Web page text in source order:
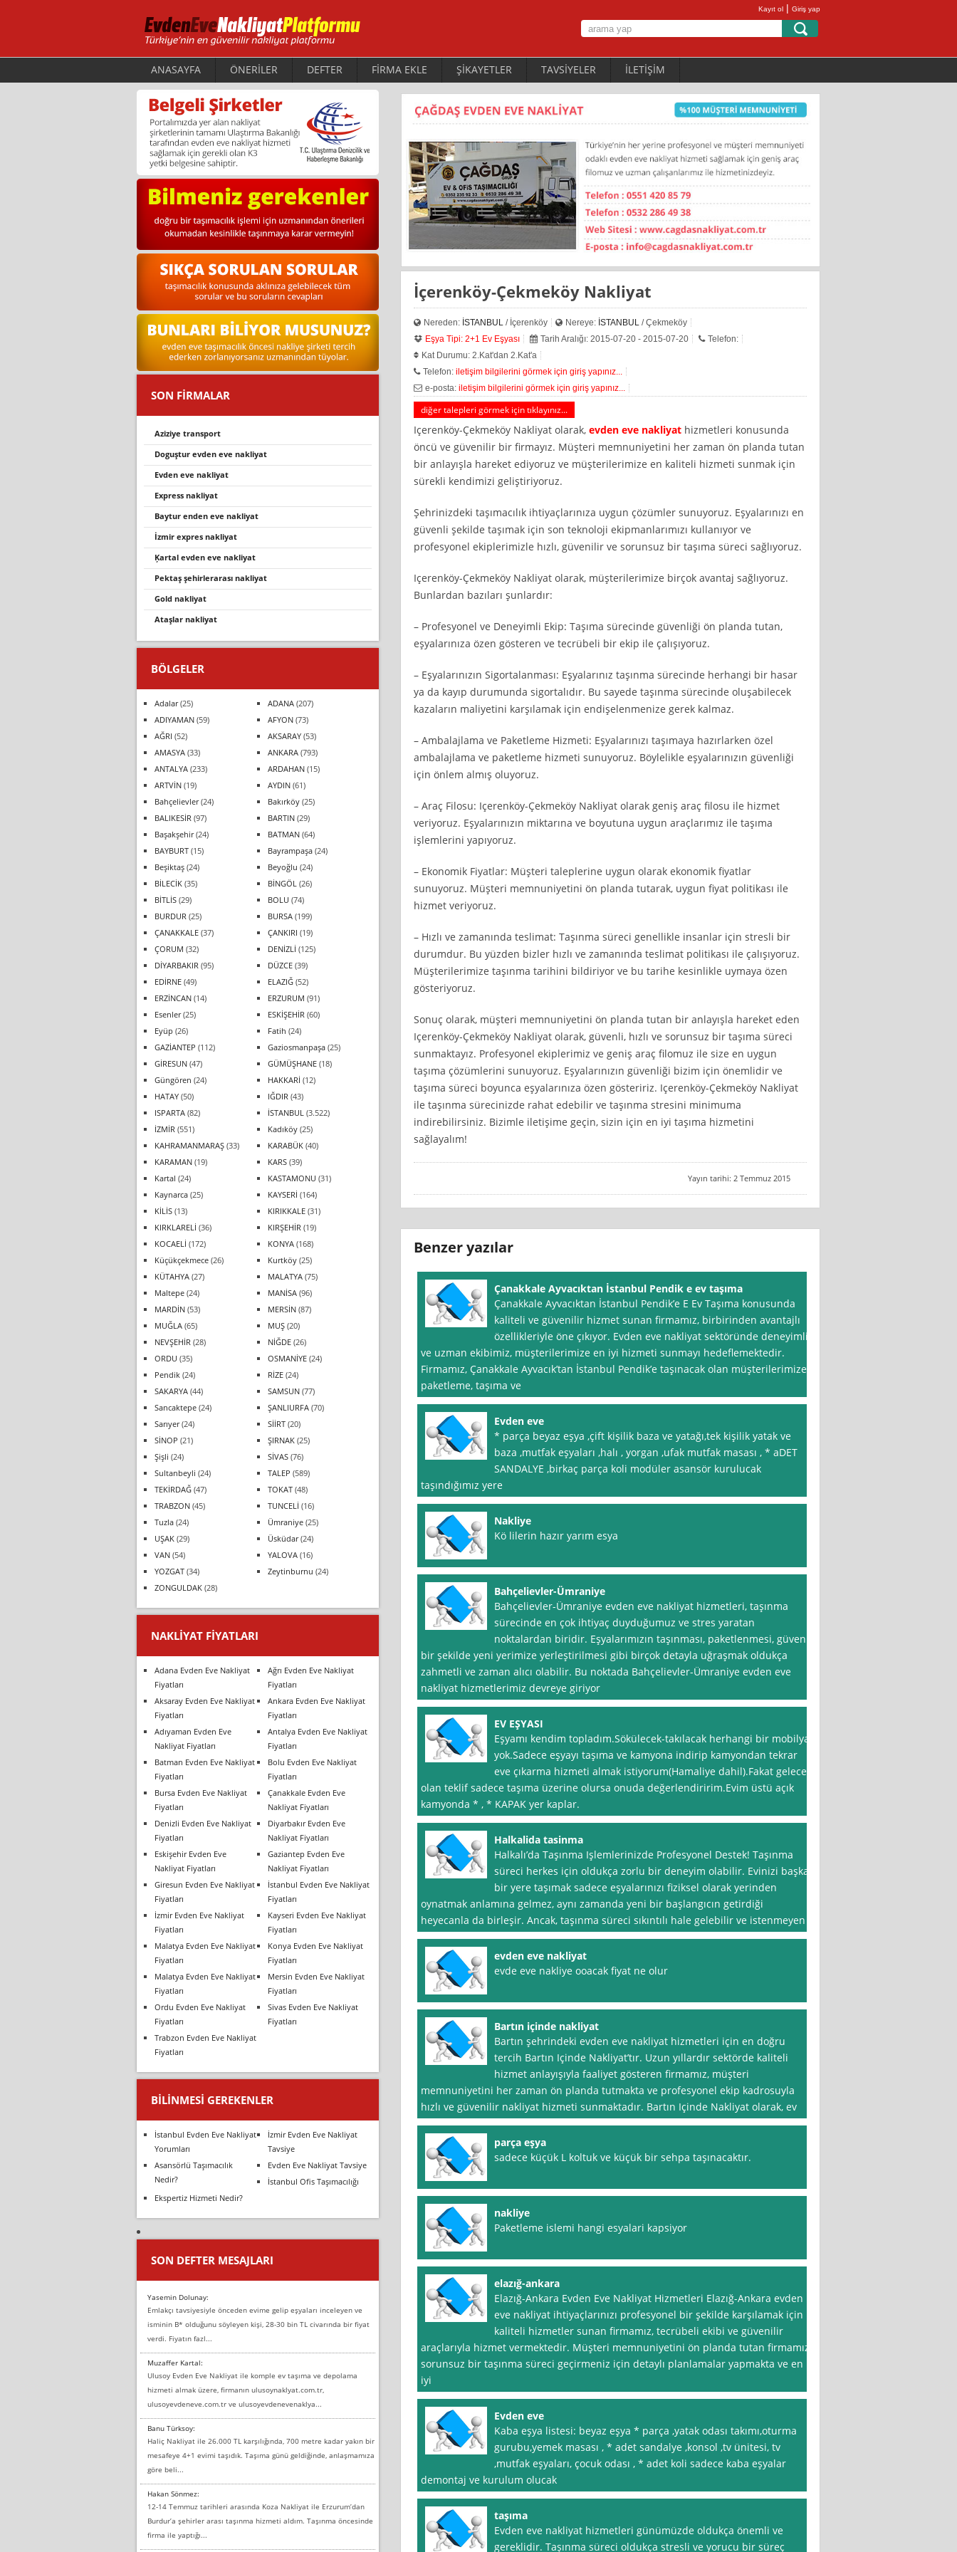
Kayıt ol | Giriş yap
ANASAYFA ÖNERİLER DEFTER FİRMA EKLE ŞİKAYETLER TAVSİYELER İLETİŞİM
Içerenköy-Çekmeköy Nakliyat
Nereden: İSTANBUL/ İçerenköy Nereye: İSTANBUL/ Çekmeköy
Eşya Tipi: 2+1 Ev Eşyası
Tarih Aralığı: 2015-07-20 - 2015-07-20
Telefon:
Kat Durumu: 2.Kat'dan 2.Kat'a
Telefon: iletişim bilgilerini görmek için giriş yapınız...
e-posta: iletişim bilgilerini görmek için giriş yapınız...
diğer talepleri görmek için tıklayınız...
Içerenköy-Çekmeköy Nakliyat olarak, evden eve nakliyathizmetleri konusunda
öncü ve güvenilir bir firmayız. Müşteri memnuniyetini her zaman ön planda tutan
bir anlayışla hareket ediyoruz ve müşterilerimize en kaliteli hizmeti sunmak için
sürekli kendimizi geliştiriyoruz.
Şehrinizdeki taşımacılık ihtiyaçlarınıza uygun çözümler sunuyoruz. Eşyalarınızı en
güvenli şekilde taşımak için son teknoloji ekipmanlarımızı kullanıyor ve
profesyonel ekiplerimizle hızlı, güvenilir ve sorunsuz bir taşıma süreci sağlıyoruz.
Içerenköy-Çekmeköy Nakliyat olarak, müşterilerimize birçok avantaj sağlıyoruz.
Bunlardan bazıları şunlardır:
– Profesyonel ve Deneyimli Ekip: Taşıma sürecinde güvenliği ön planda tutan,
eşyalarınıza özen gösteren ve tecrübeli bir ekip ile çalışıyoruz.
– Eşyalarınızın Sigortalanması: Eşyalarınız taşınma sürecinde herhangi bir hasar
ya da kayıp durumunda sigortalıdır. Bu sayede taşınma sürecinde oluşabilecek
kazaların maliyetini karşılamak için endişelenmenize gerek kalmaz.
– Ambalajlama ve Paketleme Hizmeti: Eşyalarınızı taşımaya hazırlarken özel
ambalajlama ve paketleme hizmeti sunuyoruz. Böylelikle eşyalarınızın güvenliği
için önlem almış oluyoruz.
– Araç Filosu: Içerenköy-Çekmeköy Nakliyat olarak geniş araç filosu ile hizmet
veriyoruz. Eşyalarınızın miktarına ve boyutuna uygun araçlarımız ile taşıma
işlemlerini yapıyoruz.
– Ekonomik Fiyatlar: Müşteri taleplerine uygun olarak ekonomik fiyatlar
sunuyoruz. Müşteri memnuniyetini ön planda tutarak, uygun fiyat politikası ile
hizmet veriyoruz.
– Hızlı ve zamanında teslimat: Taşınma süreci genellikle insanlar için stresli bir
durumdur. Bu yüzden bizler hızlı ve zamanında teslimat politikası ile çalışıyoruz.
Müşterilerimize taşınma tarihini bildiriyor ve bu tarihe kesinlikle uymaya özen
gösteriyoruz.
Sonuç olarak, müşteri memnuniyetini ön planda tutan bir anlayışla hareket eden
Içerenköy-Çekmeköy Nakliyat olarak, güvenli, hızlı ve sorunsuz bir taşıma süreci
sunmaktayız. Profesyonel ekiplerimiz ve geniş araç filomuz ile size en uygun
taşıma çözümlerini sunuyoruz. Eşyalarınızın güvenliği bizim için önemlidir ve
taşıma süreci boyunca eşyalarınıza özen gösteririz. Içerenköy-Çekmeköy Nakliyat
ile taşınma sürecinizde rahat edebilir ve taşınma stresini minimuma
indirebilirsiniz. Bizimle iletişime geçin, sizin için en iyi taşıma hizmetini
sağlayalım!
Yayın tarihi: 2 Temmuz 2015
Benzer yazılar
Çanakkale Ayvacıktan İstanbul Pendik e ev taşıma
Çanakkale Ayvacıktan İstanbul Pendik’e E Ev Taşıma konusunda
kaliteli ve güvenilir hizmet sunan firmamız, birbirinden avantajlı
özellikleriyle öne çıkıyor. Evden eve nakliyat sektöründe deneyimli
ve uzman ekibimiz, müşterilerimize en iyi hizmeti sunmayı hedeflemektedir.
Firmamız, Çanakkale Ayvacık’tan İstanbul Pendik’e taşınacak olan müşterilerimize,
paketleme, taşıma ve
Evden eve
* parça beyaz eşya ,çift kişilik baza ve yatağı,tek kişilik yatak ve
baza ,mutfak eşyaları ,halı , yorgan ,ufak mutfak masası , * aDET
SANDALYE ,birkaç parça koli modüler asansör kurulucak
taşındığımız yere
Nakliye
Kö lilerin hazır yarım esya
Bahçelievler-Ümraniye
Bahçelievler-Ümraniye evden eve nakliyat hizmetleri, taşınma
sürecinde en çok ihtiyaç duyduğumuz ve stres yaratan
noktalardan biridir. Eşyalarımızın taşınması, paketlenmesi, güvenli
bir şekilde yeni yerimize yerleştirilmesi gibi birçok detayla uğraşmak oldukça
zahmetli ve zaman alıcı olabilir. Bu noktada Bahçelievler-Ümraniye evden eve
nakliyat hizmetlerimiz devreye giriyor
EV EŞYASI
Eşyamı kendim topladım.Sökülecek-takılacak herhangi bir mobilya
yok.Sadece eşyayı taşıma ve kamyona indirip kamyondan tekrar
eve çıkarma hizmeti almak istiyorum(Hamaliye dahil).Fakat gelecek
olan teklif sadece taşıma üzerine olursa onuda değerlendiririm.Evim üstü açık
kamyonda * , * KAPAK yer kaplar.
Halkalida tasinma
Halkalı’da Taşınma Işlemlerinizde Profesyonel Destek! Taşınma
süreci herkes için oldukça zorlu bir deneyim olabilir. Evinizi başka
bir yere taşımak sadece eşyalarınızı fiziksel olarak yerinden
oynatmak anlamına gelmez, aynı zamanda yeni bir başlangıcın getirdiği
heyecanla da birleşir. Ancak, taşınma süreci sıkıntılı hale gelebilir ve istenmeyen
evden eve nakliyat
evde eve nakliye ooacak fiyat ne olur
Bartın içinde nakliyat
Bartın şehrindeki evden eve nakliyat hizmetleri için en doğru
tercih Bartın Içinde Nakliyat’tır. Uzun yıllardır sektörde kaliteli
hizmet anlayışıyla faaliyet gösteren firmamız, müşteri
memnuniyetini her zaman ön planda tutmakta ve profesyonel ekip kadrosuyla
hızlı ve güvenilir nakliyat hizmeti sunmaktadır. Bartın Içinde Nakliyat olarak, ev
parça eşya
sadece küçük L koltuk ve küçük bir sehpa taşınacaktır.
nakliye
Paketleme islemi hangi esyalari kapsiyor
elazığ-ankara
Elazığ-Ankara Evden Eve Nakliyat Hizmetleri Elazığ-Ankara evden
eve nakliyat ihtiyaçlarınızı profesyonel bir şekilde karşılamak için
kaliteli hizmetler sunan firmamız, tecrübeli ekibi ve güvenilir
araçlarıyla hizmet vermektedir. Müşteri memnuniyetini ön planda tutan firmamız,
sorunsuz bir taşınma süreci geçirmeniz için detaylı planlamalar yapmakta ve en
iyi
Evden eve
Kaba eşya listesi: beyaz eşya * parça ,yatak odası takımı,oturma
gurubu,yemek masası , * adet sandalye ,konsol ,tv ünitesi, tv
,mutfak eşyaları, çocuk odası , * adet koli sadece kaba eşyalar
demontaj ve kurulum olucak
taşıma
Evden eve nakliyat hizmetleri günümüzde oldukça önemli ve
gereklidir. Taşınma süreci oldukça stresli ve yorucu bir süreç
SON FİRMALAR
aziziye transport
doguştur evden eve nakliyat
evden eve nakli̇yat
express nakli̇yat
baytur enden eve nakliyat
i̇zmir expres nakliyat
ķartal evden eve nakli̇yat
pektaş şehirlerarası nakliyat
gold nakliyat
ataşlar nakliyat
BÖLGELER
Adalar(25) ADANA (207)
ADIYAMAN (59) AFYON (73)
AĞRI (52) AKSARAY (53)
AMASYA (33) ANKARA (793)
ANTALYA (233) ARDAHAN (15)
ARTVİN (19) AYDIN (61)
Bahçelievler(24) Bakırköy (25)
BALIKESİR (97) BARTIN (29)
Başakşehir(24) BATMAN (64)
BAYBURT (15) Bayrampaşa (24)
Beşiktaş (24) Beyoğlu (24)
BİLECİK (35) BİNGÖL (26)
BİTLİS (29) BOLU (74)
BURDUR (25) BURSA (199)
ÇANAKKALE (37) ÇANKIRI (19)
ÇORUM (32) DENİZLİ (125)
DİYARBAKIR (95) DÜZCE (39)
EDİRNE (49) ELAZIĞ (52)
ERZİNCAN (14) ERZURUM (91)
Esenler(25) ESKİŞEHİR (60)
Eyüp (26) Fatih (24)
GAZİANTEP (112) Gaziosmanpaşa (25)
GİRESUN (47) GÜMÜŞHANE (18)
Güngören (24) HAKKARİ (12)
HATAY (50) IĞDIR (43)
ISPARTA (82) İSTANBUL (3.522)
İZMİR (551) Kadıköy (25)
KAHRAMANMARAŞ (33) KARABÜK (40)
KARAMAN (19) KARS (39)
Kartal (24) KASTAMONU (31)
Kaynarca (25) KAYSERİ (164)
KİLİS (13) KIRIKKALE (31)
KIRKLARELİ (36) KIRŞEHİR (19)
KOCAELİ (172) KONYA (168)
Küçükçekmece (26) Kurtköy (25)
KÜTAHYA (27) MALATYA (75)
Maltepe (24) MANİSA (96)
MARDİN (53) MERSİN (87)
MUĞLA (65) MUŞ (20)
NEVŞEHİR (28) NİĞDE (26)
ORDU (35) OSMANİYE (24)
Pendik (24) RİZE (24)
SAKARYA (44) SAMSUN (77)
Sancaktepe (24) ŞANLIURFA (70)
Sarıyer(24) SİİRT (20)
SİNOP (21) ŞIRNAK (25)
Şişli (24) SİVAS (76)
Sultanbeyli (24) TALEP (589)
TEKİRDAĞ (47) TOKAT (48)
TRABZON (45) TUNCELİ (16)
Tuzla (24) Ümraniye (25)
UŞAK (29) Üsküdar(24)
VAN (54) YALOVA (16)
YOZGAT (34) Zeytinburnu (24)
ZONGULDAK (28)
NAKLIYAT FIYATLARI
Adana Evden Eve Nakliyat
Fiyatları
Ağrı Evden Eve Nakliyat
Fiyatları
Aksaray Evden Eve Nakliyat
Fiyatları
Ankara Evden Eve Nakliyat
Fiyatları
Adıyaman Evden Eve
Nakliyat Fiyatları
Antalya Evden Eve Nakliyat
Fiyatları
Batman Evden Eve Nakliyat
Fiyatları
Bolu Evden Eve Nakliyat
Fiyatları
Bursa Evden Eve Nakliyat
Fiyatları
Çanakkale Evden Eve
Nakliyat Fiyatları
Denizli Evden Eve Nakliyat
Fiyatları
Diyarbakır Evden Eve
Nakliyat Fiyatları
Eskişehir Evden Eve
Nakliyat Fiyatları
Gaziantep Evden Eve
Nakliyat Fiyatları
Giresun Evden Eve Nakliyat
Fiyatları
İstanbul Evden Eve Nakliyat
Fiyatları
İzmir Evden Eve Nakliyat
Fiyatları
Kayseri Evden Eve Nakliyat
Fiyatları
Malatya Evden Eve Nakliyat
Fiyatları
Konya Evden Eve Nakliyat
Fiyatları
Malatya Evden Eve Nakliyat
Fiyatları
Mersin Evden Eve Nakliyat
Fiyatları
Ordu Evden Eve Nakliyat
Fiyatları
Sivas Evden Eve Nakliyat
Fiyatları
Trabzon Evden Eve Nakliyat
Fiyatları
BILINMESI GEREKENLER
İstanbul Evden Eve Nakliyat
Yorumları
İzmir Evden Eve Nakliyat
Tavsiye
Asansörlü Taşımacılık
Nedir?
Evden Eve Nakliyat Tavsiye
İstanbul Ofis Taşımacılığı
Ekspertiz Hizmeti Nedir?
SON DEFTER MESAJLARI
Yasemin Dolunay:
Emlakçı tavsiyesiyle önceden evime gelip eşyaları inceleyen ve
isminin B* olduğunu söyleyen kişi, 28-30 bin TL civarında bir fiyat
verdi. Fiyatın fazl...
Muzaffer Kartal:
Ulusoy Evden Eve Nakliyat ile komple ev taşıma ve depolama
hizmeti almak üzere, firmanın ulusoynaklyat.com.tr,
ulusoyevdeneve.com.tr ve ulusoyevdenevenaklya...
Banu Türksoy:
Haliç Nakliyat ile 26.000 TL karşılığında, 700 metre kadar yakın bir
mesafeye 4+1 evimi taşıdık. Taşıma günü geldiğinde, anlaşmamıza
göre beli...
Hakan Sönmez:
12-14 Temmuz tarihleri arasında Koza Nakliyat ile Erzurum’dan
Burdur’a şehirler arası taşınma hizmeti aldım. Taşınma öncesinde
firma ile yaptığı...